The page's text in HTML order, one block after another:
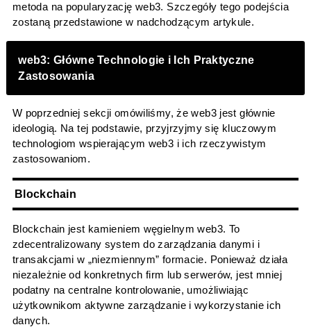
metoda na popularyzację web3. Szczegóły tego podejścia
zostaną przedstawione w nadchodzącym artykule.
web3: Główne Technologie i Ich Praktyczne
Zastosowania
W poprzedniej sekcji omówiliśmy, że web3 jest głównie
ideologią. Na tej podstawie, przyjrzyjmy się kluczowym
technologiom wspierającym web3 i ich rzeczywistym
zastosowaniom.
Blockchain
Blockchain jest kamieniem węgielnym web3. To
zdecentralizowany system do zarządzania danymi i
transakcjami w „niezmiennym” formacie. Ponieważ działa
niezależnie od konkretnych firm lub serwerów, jest mniej
podatny na centralne kontrolowanie, umożliwiając
użytkownikom aktywne zarządzanie i wykorzystanie ich
danych.